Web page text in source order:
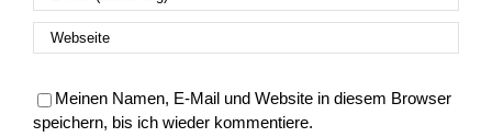
Meinen Namen, E-Mail und Website in diesem Browser
speichern, bis ich wieder kommentiere.